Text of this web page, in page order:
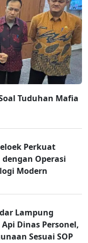
Tuduhan Mafia
Perkuat
Operasi
Modern
Lampung
Dinas Personel,
Sesuai SOP